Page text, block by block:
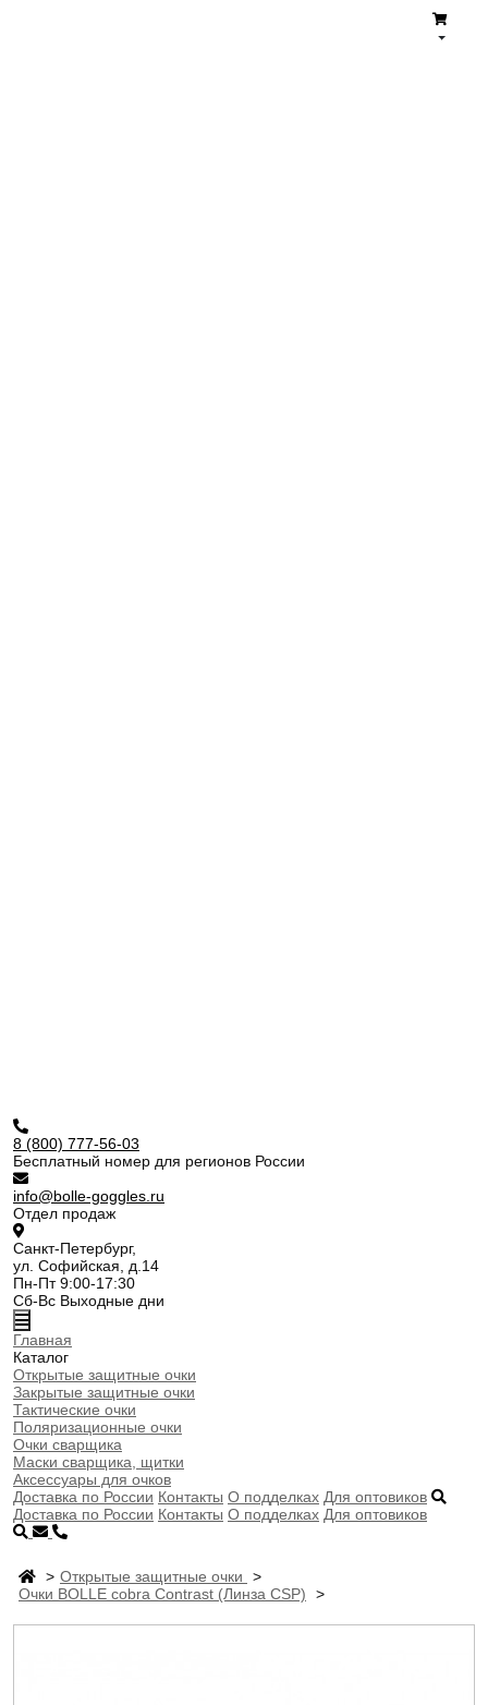
8 (800) 777-56-03
Бесплатный номер для регионов России
info@bolle-goggles.ru
Отдел продаж
Санкт-Петербург,
ул. Софийская, д.14
Пн-Пт 9:00-17:30
Сб-Вс Выходные дни
Главная
Каталог
Открытые защитные очки
Закрытые защитные очки
Тактические очки
Поляризационные очки
Очки сварщика
Маски сварщика, щитки
Аксессуары для очков
Доставка по России Контакты О подделках Для оптовиков
Доставка по России Контакты О подделках Для оптовиков
Открытые защитные очки
Очки BOLLE cobra Contrast (Линза CSP)